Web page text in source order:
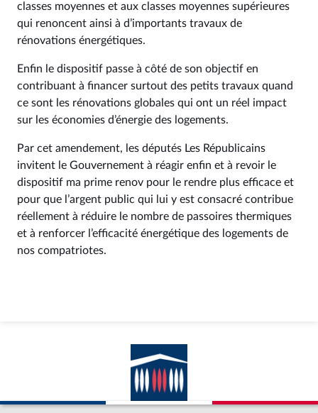
classes moyennes et aux classes moyennes supérieures
qui renoncent ainsi à d’importants travaux de
rénovations énergétiques.
Enfin le dispositif passe à côté de son objectif en
contribuant à financer surtout des petits travaux quand
ce sont les rénovations globales qui ont un réel impact
sur les économies d’énergie des logements.
Par cet amendement, les députés Les Républicains
invitent le Gouvernement à réagir enfin et à revoir le
dispositif ma prime renov pour le rendre plus efficace et
pour que l’argent public qui lui y est consacré contribue
réellement à réduire le nombre de passoires thermiques
et à renforcer l’efficacité énergétique des logements de
nos compatriotes.